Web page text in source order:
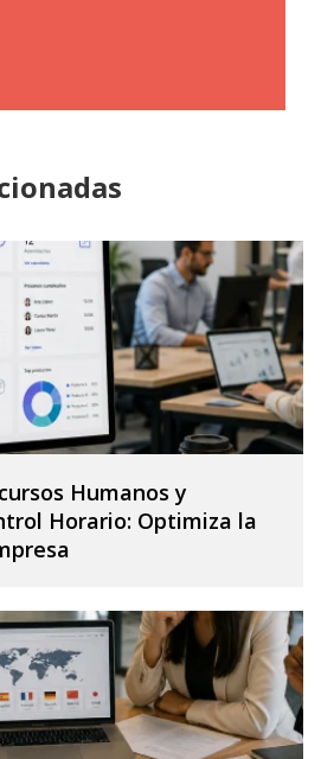
Humanos y
Horario: Optimiza la